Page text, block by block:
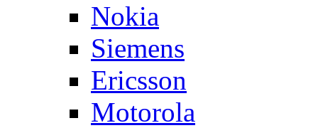
Nokia
Siemens
Ericsson
Motorola